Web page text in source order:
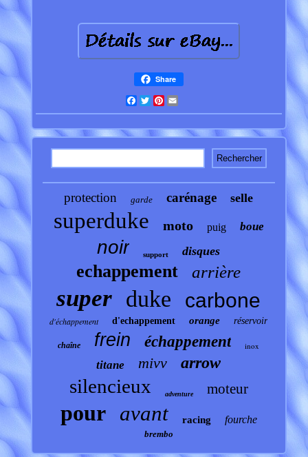
Share
Facebook
TwitterPinterest
protection garde carénage selle
superduke moto puig boue
noir support disques
echappement arrière
super duke carbone
d'échappement d'echappement orange réservoir
chaîne frein échappement inox
titane mivv arrow
silencieux adventure moteur
pour avant racing fourche
brembo